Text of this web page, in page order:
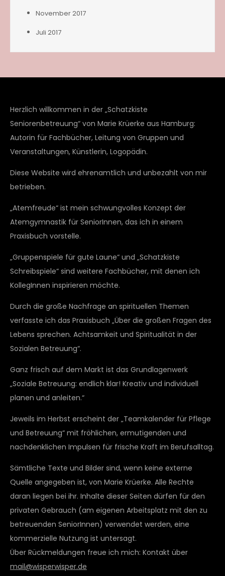
November 2017
Juli 2017
Herzlich willkommen in der „Schatzkiste
Seniorenbetreuung“ von Marie Krüerke aus Hamburg:
Autorin für Fachbücher, Leitung von Gruppen und
Veranstaltungen, Künstlerin, Logopädin.
Diese Website wird ehrenamtlich und unbezahlt von mir
betrieben.
„Atemfreude“ ist mein schwungvolles Konzept der
Atemgymnastik für SeniorInnen, das ich in einem
Praxisbuch vorstelle.
„Gruppenspiele für gute Laune“ und „Schatzkiste
Schreibspiele“ sind weitere Fachbücher, mit denen ich
KollegInnen inspirieren möchte.
Durch die große Nachfrage an spirituellen Themen
verfasste ich das Praxisbuch „Über die großen Fragen des
Lebens sprechen. Achtsamkeit und Spiritualität in der
Sozialen Betreuung“.
Ganz frisch auf dem Markt ist das Grundlagenwerk
„Soziale Betreuung: endlich klar! Kreativ und individuell
planen und anleiten.“
Jeweils im Herbst erscheint der „Teamkalender für Pflege
und Betreuung“ mit fröhlichen, ermutigenden und
nachdenklichen Impulsen für frische Kraft im Berufsalltag.
Sämtliche Texte und Bilder sind, wenn keine externe
Quelle angegeben ist, von Marie Krüerke. Alle Rechte
daran liegen bei ihr. Inhalte dieser Seiten dürfen für den
privaten Gebrauch (am eigenen Arbeitsplatz mit den zu
betreuenden SeniorInnen) verwendet werden, eine
kommerzielle Nutzung ist untersagt.
Über Rückmeldungen freue ich mich: Kontakt über
mail@wisperwisper.de